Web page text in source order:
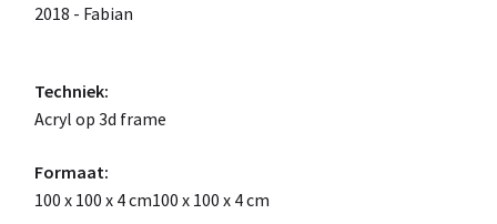
2018 - Fabian
Techniek:
Acryl op 3d frame
Formaat:
100 x 100 x 4 cm100 x 100 x 4 cm